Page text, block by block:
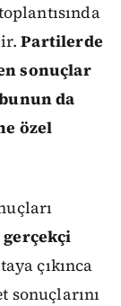
Partilerde
sonuçlar
da
özel
çıkınca
sonuçlarını